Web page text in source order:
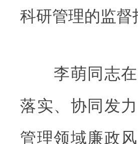
科研管理的监督
李萌同志在
落实、协同发
管理领域廉政